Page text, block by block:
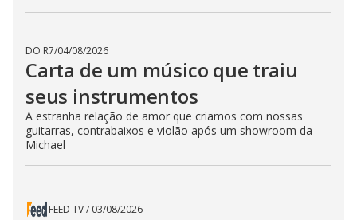
DO R7/04/08/2026
Carta de um músico que traiu
seus instrumentos
A estranha relação de amor que criamos com nossas
guitarras, contrabaixos e violão após um showroom da
Michael
FEED TV/ 03/08/2026